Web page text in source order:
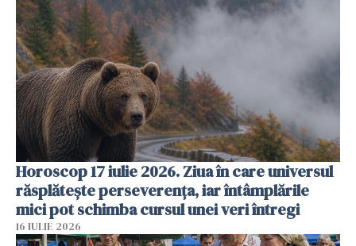
Horoscop 17 iulie 2026. Ziua în care universul
răsplătește perseverența, iar întâmplările
mici pot schimba cursul unei veri întregi
16 IULIE 2026